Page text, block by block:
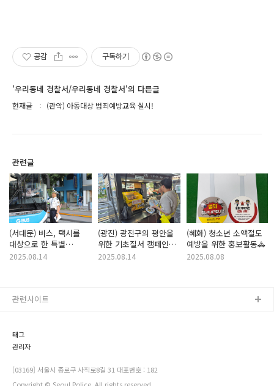
공감 구독하기
'우리동네 경찰서/우리동네 경찰서'의 다른글
현재글 (관악) 아동대상 범죄예방교육 실시!
관련글
(서대문) 버스, 택시를
대상으로 한 특별
안전운전 교육 및 홍보
2025.08.14
(광진) 광진구의 평안을
위한 기초질서 캠페인을
실시했습니다!
2025.08.14
(혜화) 청소년 소액절도
예방을 위한 홍보활동🚓
2025.08.08
태그
관리자
[03169] 서울시 종로구 사직로8길 31 대표번호 : 182
관련사이트